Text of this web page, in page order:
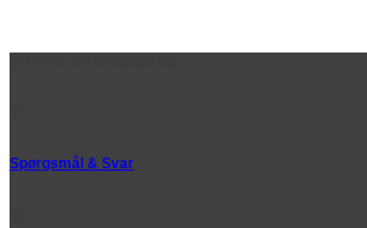
Spørgsmål & Svar